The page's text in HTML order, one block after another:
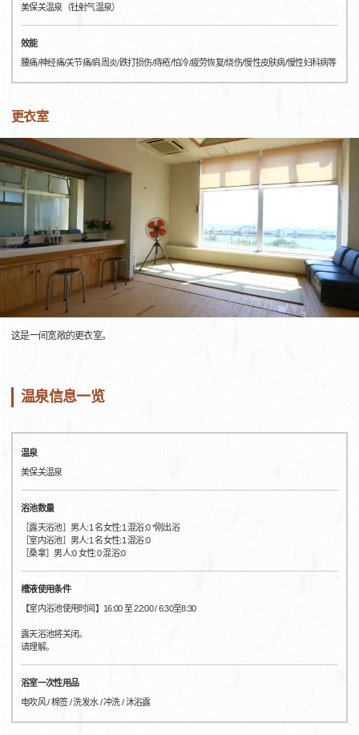
美保关温泉（钍射气温泉）
效能
腰痛/神经痛/关节痛/肩周炎/跌打损伤/痔疮/怕冷/疲劳恢复/烧伤/慢性皮肤病/慢性妇科病等
更衣室
这是一间宽敞的更衣室。
温泉信息一览
温泉
美保关温泉
浴池数量
［露天浴池］男人:1 名女性:1 混浴:0 *刚出浴
［室内浴池］男人:1 名女性:1 混浴:0
［桑拿］男人:0 女性:0 混浴:0
槽液使用条件
【室内浴池使用时间】16:00 至 22:00 / 6:30至8:30
露天浴池将关闭。
请理解。
浴室一次性用品
电吹风 / 棉签 / 洗发水 / 冲洗 / 沐浴露